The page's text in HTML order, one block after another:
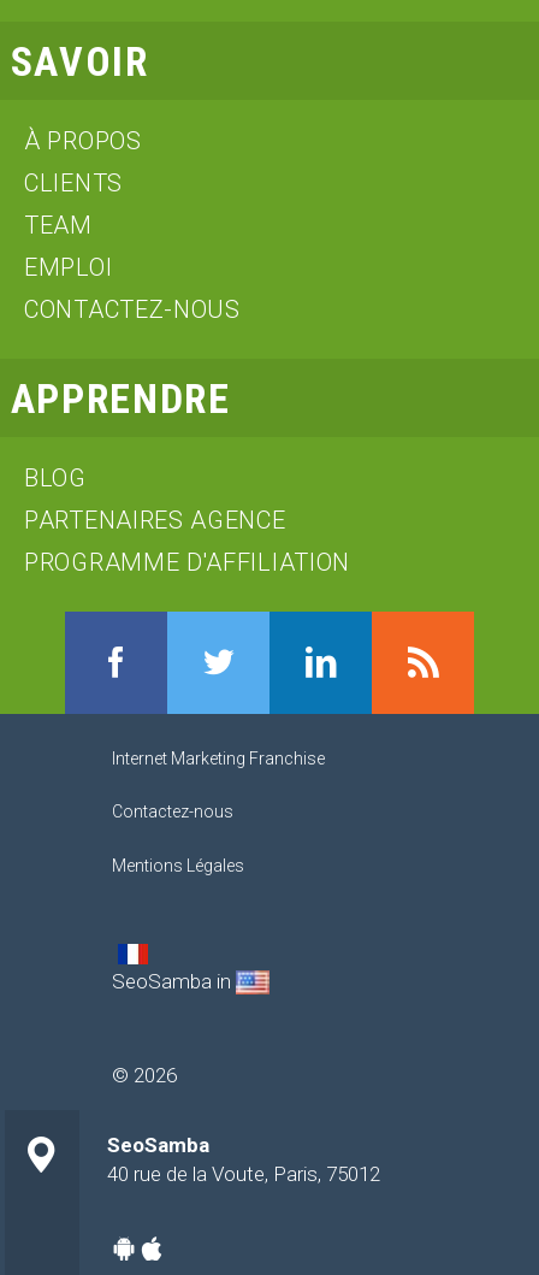
SAVOIR
À PROPOS
CLIENTS
TEAM
EMPLOI
CONTACTEZ-NOUS
APPRENDRE
BLOG
PARTENAIRES AGENCE
PROGRAMME D'AFFILIATION
Facebook Twitter LinkedIn
Internet Marketing Franchise
Contactez-nous
Mentions Légales
SeoSamba in
© 2026
SeoSamba
40 rue de la Voute, Paris, 75012